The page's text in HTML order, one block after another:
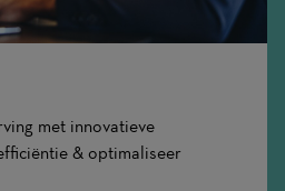
met innovatieve
& optimaliseer